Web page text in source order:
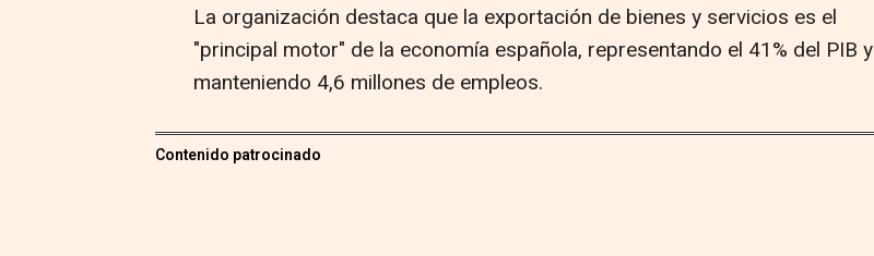
La organización destaca que la exportación de bienes y servicios es el
"principal motor" de la economía española, representando el 41% del PIB y
manteniendo 4,6 millones de empleos.
Contenido patrocinado